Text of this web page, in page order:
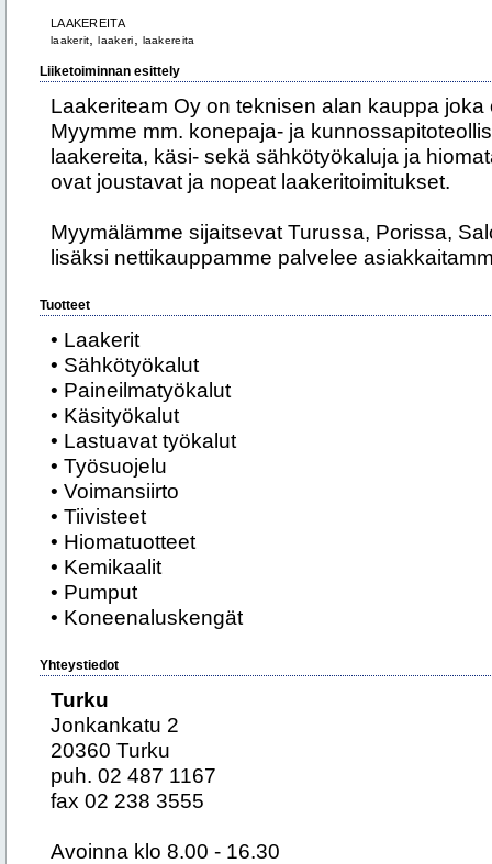
LAAKEREITA
laakerit ,laakeri laakereita
Liiketoiminnan esittely
Laakeriteam Oy on teknisen alan kauppa
Myymme mm. konepaja- ja
laakereita, käsi- sekä sähkötyökaluja ja
ovat joustavat ja nopeat laakeritoimitukset.
Myymälämme sijaitsevat Turussa, Porissa,
lisäksi nettikauppamme palvelee
Tuotteet
• Laakerit
• Sähkötyökalut
• Paineilmatyökalut
• Käsityökalut
• Lastuavat työkalut
• Työsuojelu
• Voimansiirto
• Tiivisteet
• Hiomatuotteet
• Kemikaalit
• Pumput
• Koneenaluskengät
Yhteystiedot
Turku
Jonkankatu 2
20360 Turku
puh. 02 487 1167
fax 02 238 3555
Avoinna klo 8.00 - 16.30